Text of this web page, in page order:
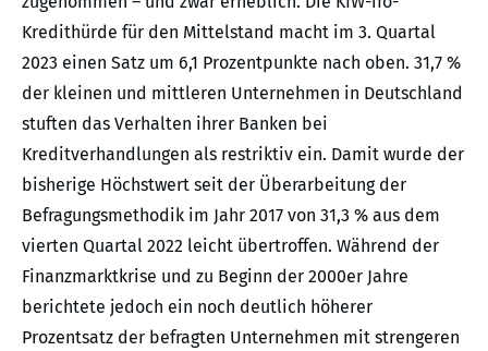
Kredithürde für den Mittelstand macht im 3. Quartal
2023 einen Satz um 6,1 Prozentpunkte nach oben. 31,7 %
der kleinen und mittleren Unternehmen in Deutschland
stuften das Verhalten ihrer Banken bei
Kreditverhandlungen als restriktiv ein. Damit wurde der
bisherige Höchstwert seit der Überarbeitung der
Befragungsmethodik im Jahr 2017 von 31,3 % aus dem
vierten Quartal 2022 leicht übertroffen. Während der
Finanzmarktkrise und zu Beginn der 2000er Jahre
berichtete jedoch ein noch deutlich höherer
Prozentsatz der befragten Unternehmen mit strengeren